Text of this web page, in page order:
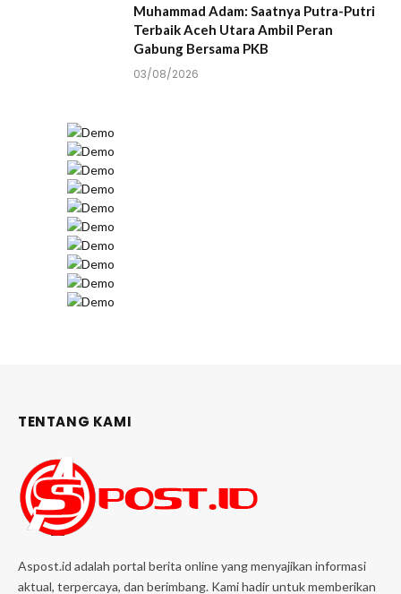
Muhammad Adam: Saatnya Putra-Putri
Terbaik Aceh Utara Ambil Peran
Gabung Bersama PKB
03/08/2026
TENTANG KAMI
Aspost.id adalah portal berita online yang menyajikan informasi
aktual, terpercaya, dan berimbang. Kami hadir untuk memberikan